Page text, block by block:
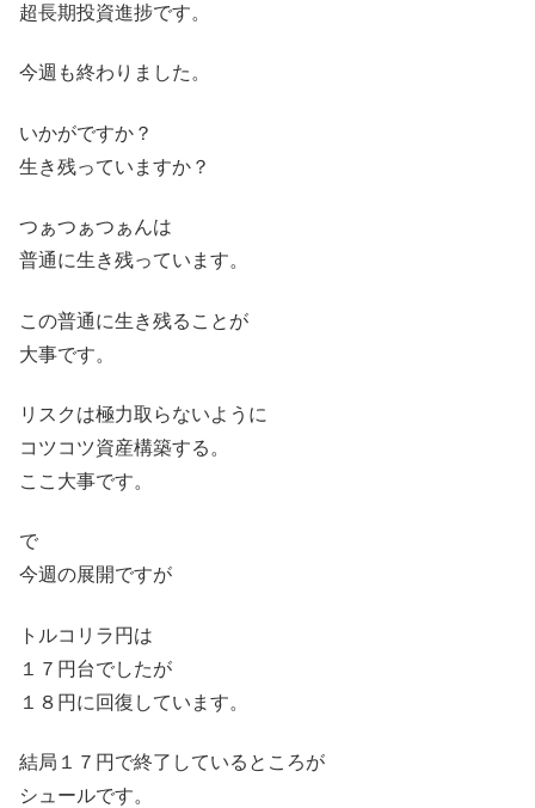
超長期投資進捗です。
今週も終わりました。
いかがですか？
生き残っていますか？
つぁつぁつぁんは
普通に生き残っています。
この普通に生き残ることが
大事です。
リスクは極力取らないように
コツコツ資産構築する。
ここ大事です。
で
今週の展開ですが
トルコリラ円は
１７円台でしたが
１８円に回復しています。
結局１７円で終了しているところが
シュールです。